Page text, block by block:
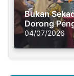
Bukan
Dorong
Solusi Krisis
04/07/2026